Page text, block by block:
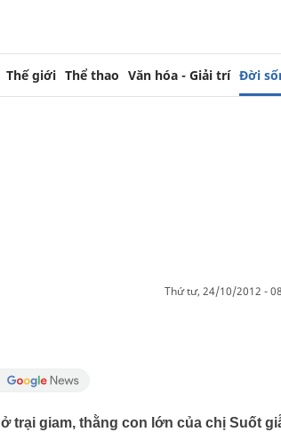
Thế giới Thể thao Văn hóa - Giải trí Đời
thứ tư, 24/10/2012 -
trại giam, thằng con lớn của chị Suốt